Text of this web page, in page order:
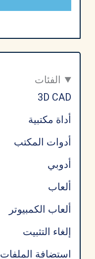
–
إصدار
2025
الفئات
3D CAD
أداة مكتبية
أدوات المكتب
أدوبي
ألعاب
ألعاب الكمبيوتر
إلغاء التثبيت
استضافة الملفات